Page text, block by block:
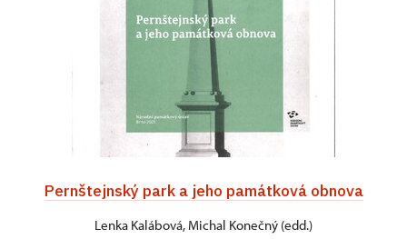
Pernštejnský park a jeho památková obnova
Lenka Kalábová, Michal Konečný (edd.)